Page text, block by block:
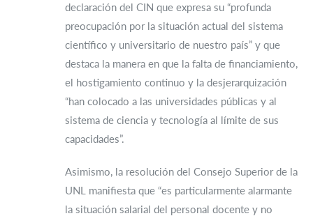
declaración del CIN que expresa su “profunda
preocupación por la situación actual del sistema
científico y universitario de nuestro país” y que
destaca la manera en que la falta de financiamiento,
el hostigamiento continuo y la desjerarquización
“han colocado a las universidades públicas y al
sistema de ciencia y tecnología al límite de sus
capacidades”.
Asimismo, la resolución del Consejo Superior de la
UNL manifiesta que “es particularmente alarmante
la situación salarial del personal docente y no